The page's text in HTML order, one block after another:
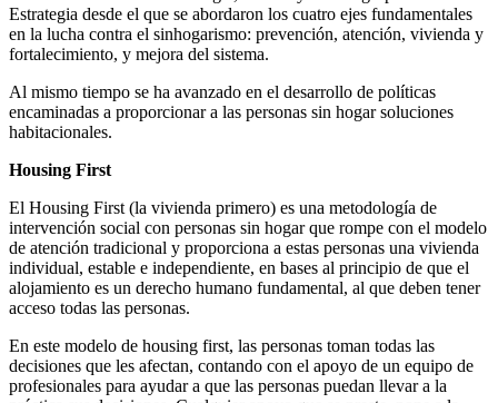
Estrategia desde el que se abordaron los cuatro ejes fundamentales
en la lucha contra el sinhogarismo: prevención, atención, vivienda y
fortalecimiento, y mejora del sistema.
Al mismo tiempo se ha avanzado en el desarrollo de políticas
encaminadas a proporcionar a las personas sin hogar soluciones
habitacionales.
Housing First
El Housing First (la vivienda primero) es una metodología de
intervención social con personas sin hogar que rompe con el modelo
de atención tradicional y proporciona a estas personas una vivienda
individual, estable e independiente, en bases al principio de que el
alojamiento es un derecho humano fundamental, al que deben tener
acceso todas las personas.
En este modelo de housing first, las personas toman todas las
decisiones que les afectan, contando con el apoyo de un equipo de
profesionales para ayudar a que las personas puedan llevar a la